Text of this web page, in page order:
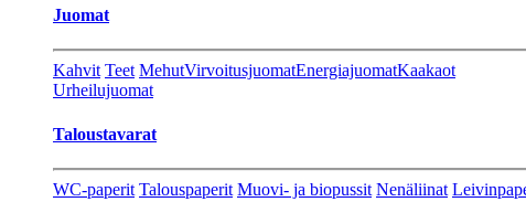
Juomat
Kahvit Teet MehutVirvoitusjuomatEnergiajuomatKaakaot
Urheilujuomat
Taloustavarat
WC-paperit Talouspaperit Muovi- ja biopussit Nenäliinat